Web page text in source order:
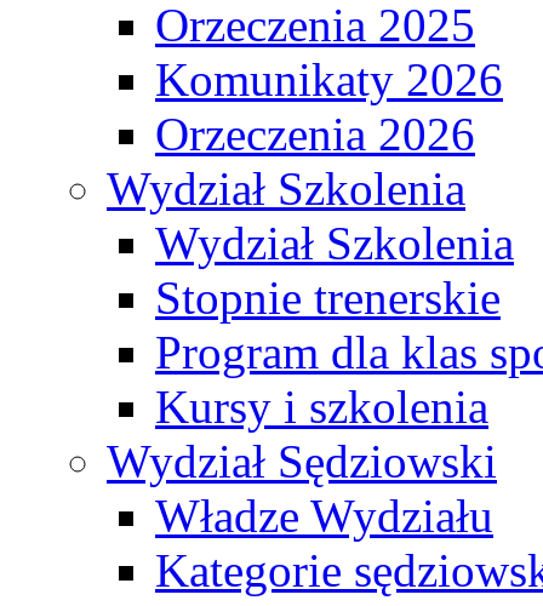
Orzeczenia 2025
Komunikaty 2026
Orzeczenia 2026
Wydział Szkolenia
Wydział Szkolenia
Stopnie trenerskie
Program dla klas
Kursy i szkolenia
Wydział Sędziowski
Władze Wydziału
Kategorie